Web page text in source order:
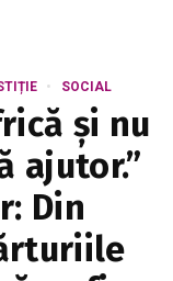
SOCIAL
și nu
ajutor.”
Din